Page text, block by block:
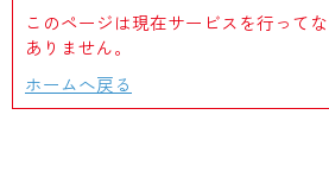
このページは現在サービスを行って
ありません。
ホームへ戻る